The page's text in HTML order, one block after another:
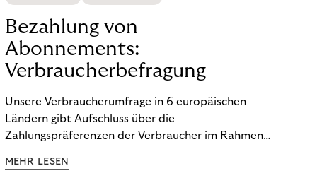
Bezahlung von
Abonnements:
Verbraucherbefragung
Unsere Verbraucherumfrage in 6 europäischen
Ländern gibt Aufschluss über die
Zahlungspräferenzen der Verbraucher im Rahmen
Ergebnisse, um zu erfahren, wie Sie
MEHR LESEN